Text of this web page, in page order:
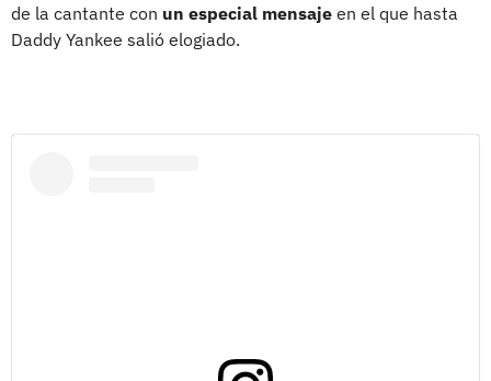
de la cantante con un especial mensaje en el que hasta
Daddy Yankee salió elogiado.